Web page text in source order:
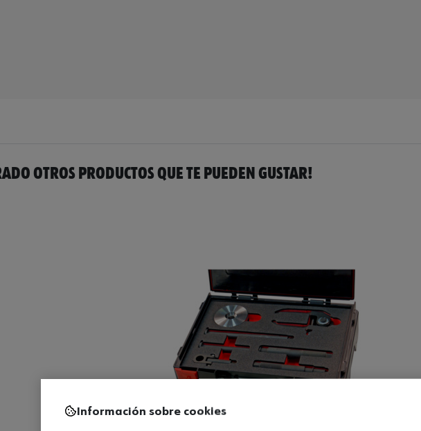
OTROS PRODUCTOS QUE TE PUEDEN GUSTAR!
Información sobre cookies